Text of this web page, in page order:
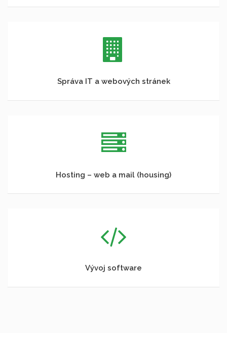
Správa IT a webových stránek
Hosting – web a mail (housing)
Vývoj software